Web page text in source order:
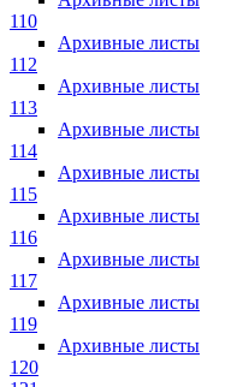
110
Архивные листы
112
Архивные листы
113
Архивные листы
114
Архивные листы
115
Архивные листы
116
Архивные листы
117
Архивные листы
119
Архивные листы
120